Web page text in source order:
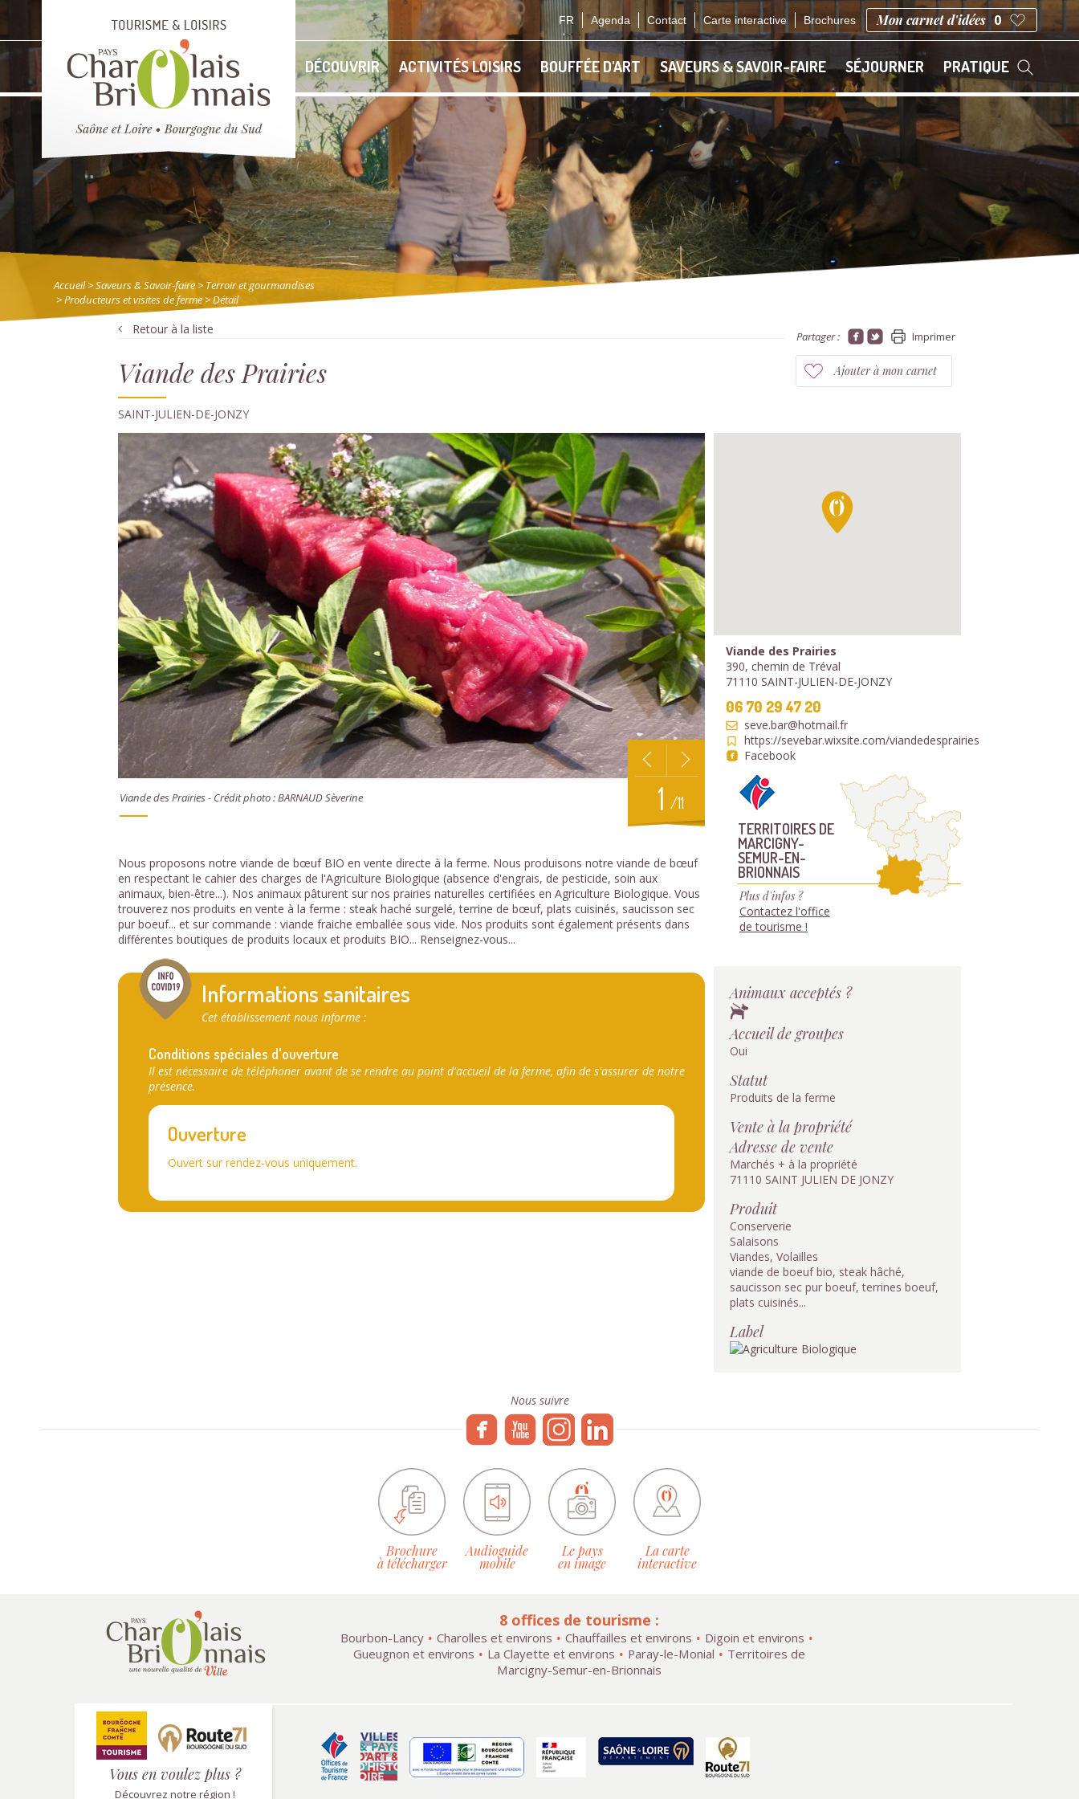
FR Agenda Contact Carte interactive Brochures Mon carnet d'idées 0
DÉCOUVRIR ACTIVITÉS LOISIRS BOUFFÉE D'ART SAVEURS & SAVOIR-FAIRE SÉJOURNER PRATIQUE
Accueil> Saveurs & Savoir-faire > Terroir et gourmandises
>Producteurs et visites de ferme > Détail
Retour à la liste Partager : Imprimer
Viande des Prairies
SAINT-JULIEN-DE-JONZY
Ajouter à mon carnet
Viande des Prairies - Crédit photo : BARNAUD Sèverine 1 /11
Nous proposons notre viande de bœuf BIO en vente directe à la ferme. Nous produisons notre viande de bœuf
en respectant le cahier des charges de l'Agriculture Biologique (absence d'engrais, de pesticide, soin aux
animaux, bien-être...). Nos animaux pâturent sur nos prairies naturelles certifiées en Agriculture Biologique. Vous
trouverez nos produits en vente à la ferme : steak haché surgelé, terrine de bœuf, plats cuisinés, saucisson sec
pur boeuf... et sur commande : viande fraiche emballée sous vide. Nos produits sont également présents dans
différentes boutiques de produits locaux et produits BIO... Renseignez-vous...
Informations sanitaires
Cet établissement nous informe :
Conditions spéciales d'ouverture
Il est nécessaire de téléphoner avant de se rendre au point d'accueil de la ferme, afin de s'assurer de notre
présence.
Ouverture
Ouvert sur rendez-vous uniquement.
Viande des Prairies
390, chemin de Tréval
71110 SAINT-JULIEN-DE-JONZY
06 70 29 47 20
seve.bar@hotmail.fr
https://sevebar.wixsite.com/viandedesprairies
Facebook
TERRITOIRES DE
MARCIGNY-
SEMUR-EN-
BRIONNAIS
Plus d'infos ?
Contactez l'office
de tourisme !
Animaux acceptés ?
Accueil de groupes
Oui
Statut
Produits de la ferme
Vente à la propriété
Adresse de vente
Marchés + à la propriété
71110 SAINT JULIEN DE JONZY
Produit
Conserverie
Salaisons
Viandes, Volailles
viande de boeuf bio, steak hâché,
saucisson sec pur boeuf, terrines boeuf,
plats cuisinés...
Label
Nous suivre
Brochure
à télécharger
Audioguide
mobile
Le pays
en image
La carte
interactive
8 offices de tourisme :
Bourbon-Lancy Charolles et environs Chauffailles et environs
Digoin et environs
Gueugnon et environs
La Clayette et environs Paray-le-Monial
Territoires de
Marcigny-Semur-en-Brionnais
Vous en voulez plus ?
Découvrez notre région !